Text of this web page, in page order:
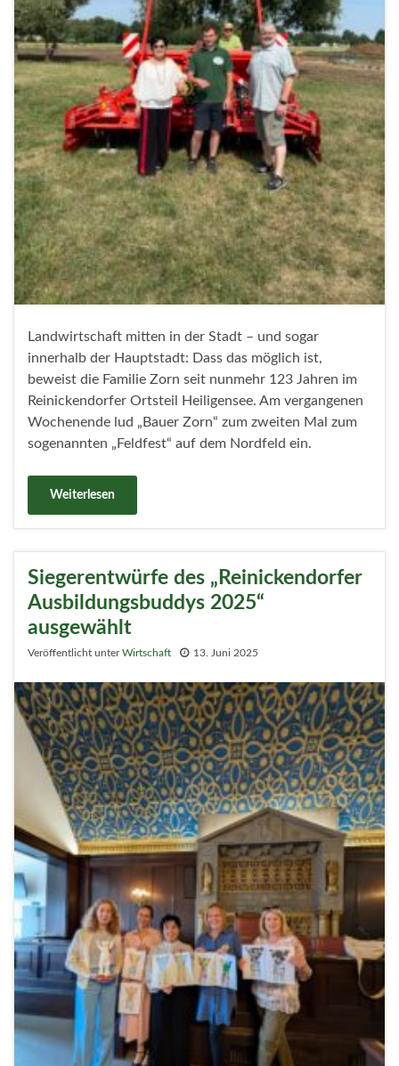
Landwirtschaft mitten in der Stadt – und sogar
innerhalb der Hauptstadt: Dass das möglich ist,
beweist die Familie Zorn seit nunmehr 123 Jahren im
Reinickendorfer Ortsteil Heiligensee. Am vergangenen
Wochenende lud „Bauer Zorn“ zum zweiten Mal zum
sogenannten „Feldfest“ auf dem Nordfeld ein.
Weiterlesen
Siegerentwürfe des „Reinickendorfer
Ausbildungsbuddys 2025“
ausgewählt
Veröffentlicht unterWirtschaft 13. Juni 2025